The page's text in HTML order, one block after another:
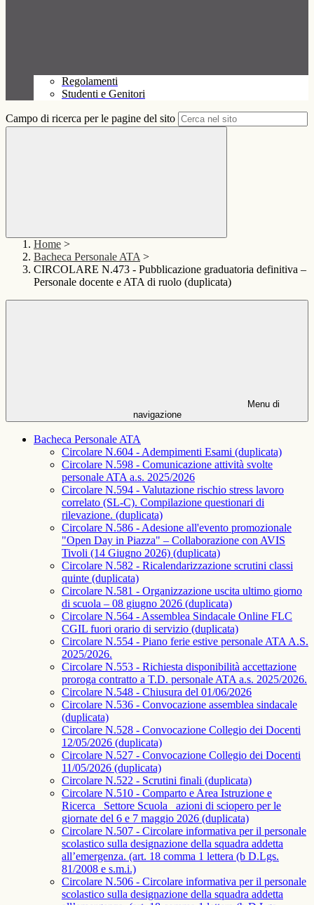
Regolamenti
Studenti e Genitori
Campo di ricerca per le pagine del sito
Home >
Bacheca Personale ATA >
CIRCOLARE N.473 - Pubblicazione graduatoria definitiva –
Personale docente e ATA di ruolo (duplicata)
Menu di
navigazione
Bacheca Personale ATA
Circolare N.604 - Adempimenti Esami (duplicata)
Circolare N.598 - Comunicazione attività svolte
personale ATA a.s. 2025/2026
Circolare N.594 - Valutazione rischio stress lavoro
correlato (SL-C). Compilazione questionari di
rilevazione. (duplicata)
Circolare N.586 - Adesione all'evento promozionale
"Open Day in Piazza" – Collaborazione con AVIS
Tivoli (14 Giugno 2026) (duplicata)
Circolare N.582 - Ricalendarizzazione scrutini classi
quinte (duplicata)
Circolare N.581 - Organizzazione uscita ultimo giorno
di scuola – 08 giugno 2026 (duplicata)
Circolare N.564 - Assemblea Sindacale Online FLC
CGIL fuori orario di servizio (duplicata)
Circolare N.554 - Piano ferie estive personale ATA A.S.
2025/2026.
Circolare N.553 - Richiesta disponibilità accettazione
proroga contratto a T.D. personale ATA a.s. 2025/2026.
Circolare N.548 - Chiusura del 01/06/2026
Circolare N.536 - Convocazione assemblea sindacale
(duplicata)
Circolare N.528 - Convocazione Collegio dei Docenti
12/05/2026 (duplicata)
Circolare N.527 - Convocazione Collegio dei Docenti
11/05/2026 (duplicata)
Circolare N.522 - Scrutini finali (duplicata)
Circolare N.510 - Comparto e Area Istruzione e
Ricerca_ Settore Scuola_ azioni di sciopero per le
giornate del 6 e 7 maggio 2026 (duplicata)
Circolare N.507 - Circolare informativa per il personale
scolastico sulla designazione della squadra addetta
all’emergenza. (art. 18 comma 1 lettera (b D.Lgs.
81/2008 e s.m.i.)
Circolare N.506 - Circolare informativa per il personale
scolastico sulla designazione della squadra addetta